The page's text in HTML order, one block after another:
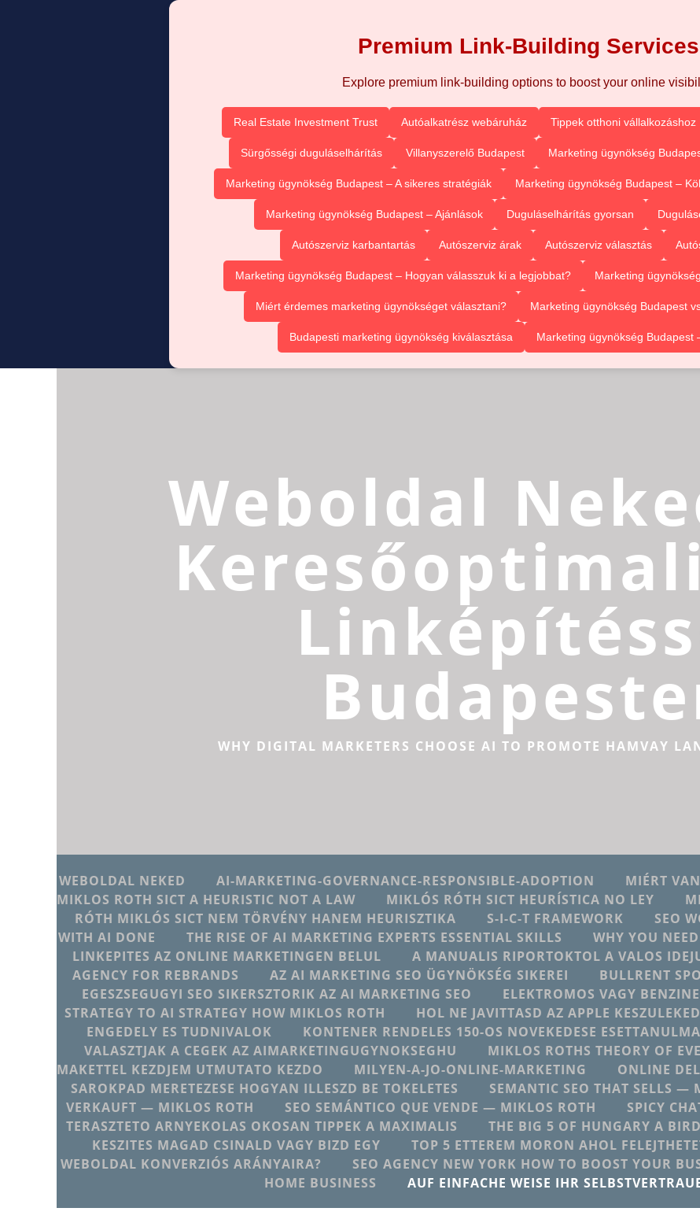
Premium Link-Building Services
Explore premium link-building options to boost your online
Real Estate Investment Trust Autóalkatrész webáruház Tippek otthoni vállalkozáshoz
Sürgősségi duguláselhárítás Villanyszerelő Budapest Marketing ügynökség
Marketing ügynökség Budapest – A sikeres stratégiák Marketing ügynökség Budapest –
Marketing ügynökség Budapest – Ajánlások Duguláselhárítás gyorsan
Autószerviz karbantartás Autószerviz árak Autószerviz választás
Marketing ügynökség Budapest – Hogyan válasszuk ki a legjobbat? Marketing
Miért érdemes marketing ügynökséget választani? Marketing ügynökség Budapest
Budapesti marketing ügynökség kiválasztása Marketing ügynökség Budapest
Weboldal
WHY DIGITAL MARKETERS CHOOSE AI TO PROMOTE HAMVAY
WEBOLDAL NEKED AI-MARKETING-GOVERNANCE-RESPONSIBLE-ADOPTION
MIÉRT
MIKLOS ROTH SICT A HEURISTIC NOT A LAW
MIKLÓS RÓTH SICT HEURÍSTICA NO LEY
RÓTH MIKLÓS SICT NEM TÖRVÉNY HANEM HEURISZTIKA
S-I-C-T FRAMEWORK SEO
WITH AI DONE
THE RISE OF AI MARKETING EXPERTS ESSENTIAL SKILLS WHY YOU
LINKEPITES AZ ONLINE MARKETINGEN BELUL
A MANUALIS RIPORTOKTOL A VALOS
AGENCY FOR REBRANDS
AZ AI MARKETING SEO ÜGYNÖKSÉG SIKEREI
BULLRENT
EGESZSEGUGYI SEO SIKERSZTORIK AZ AI MARKETING SEO
ELEKTROMOS VAGY
STRATEGY TO AI STRATEGY HOW MIKLOS ROTH
HOL NE JAVITTASD AZ APPLE
ENGEDELY ES TUDNIVALOK
KONTENER RENDELES 150-OS NOVEKEDESE
VALASZTJAK A CEGEK AZ AIMARKETINGUGYNOKSEGHU
MIKLOS ROTHS THEORY OF
MAKETTEL KEZDJEM UTMUTATO KEZDO
MILYEN-A-JO-ONLINE-MARKETING
ONLINE
SAROKPAD MERETEZESE HOGYAN ILLESZD BE TOKELETES
SEMANTIC SEO THAT SELLS —
VERKAUFT — MIKLOS ROTH
SEO SEMÁNTICO QUE VENDE — MIKLOS ROTH
SPICY
TERASZTETO ARNYEKOLAS OKOSAN TIPPEK A MAXIMALIS
THE BIG 5 OF HUNGARY A
KESZITES MAGAD CSINALD VAGY BIZD EGY
TOP 5 ETTEREM MORON AHOL
WEBOLDAL KONVERZIÓS ARÁNYAIRA?
SEO AGENCY NEW YORK HOW TO BOOST YOUR
HOME BUSINESS
AUF EINFACHE WEISE IHR